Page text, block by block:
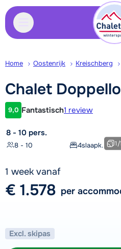
Home Oostenrijk Kreischberg
Chalet
Klantwaardering
9,0 Fantastisch1 review
8 - 10 pers.
8 - 10 4slaapk. 1/1
1 week vanaf
€ 1.578 per
Excl. skipas